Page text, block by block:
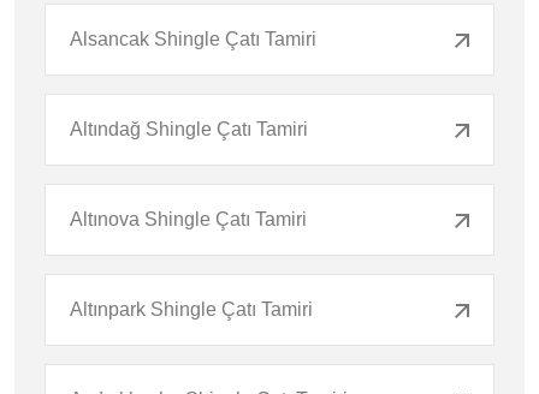
Alsancak Shingle Çatı Tamiri
Altındağ Shingle Çatı Tamiri
Altınova Shingle Çatı Tamiri
Altınpark Shingle Çatı Tamiri